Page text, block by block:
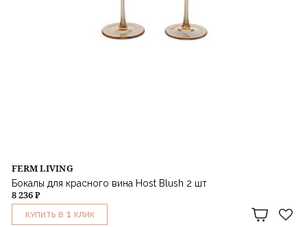
FERM LIVING
Бокалы для красного вина Host Blush 2 шт
8 236 ₽
КУПИТЬ В 1 КЛИК